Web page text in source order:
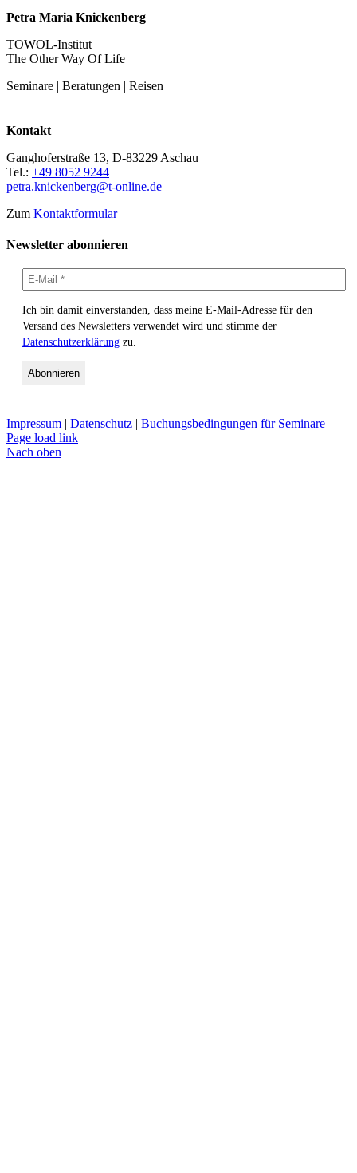
Petra Maria Knickenberg
TOWOL-Institut
The Other Way Of Life
Seminare | Beratungen | Reisen
Kontakt
Ganghoferstraße 13, D-83229 Aschau
Tel.: +49 8052 9244
petra.knickenberg@t-online.de
Zum Kontaktformular
Newsletter abonnieren
Ich bin damit einverstanden, dass meine E-Mail-Adresse für den
Versand des Newsletters verwendet wird und stimme der
Datenschutzerklärung zu.
Impressum | Datenschutz | Buchungsbedingungen für Seminare
Page load link
Nach oben